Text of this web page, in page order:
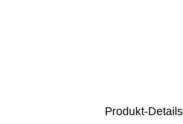
Produkt-Details